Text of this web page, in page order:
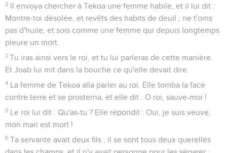
2 Il envoya chercher à Tekoa une femme habile, et il lui dit :
Montre-toi désolée, et revêts des habits de deuil ; ne t'oins
pas d'huile, et sois comme une femme qui depuis longtemps
pleure un mort.
3 Tu iras ainsi vers le roi, et tu lui parleras de cette manière.
Et Joab lui mit dans la bouche ce qu'elle devait dire.
4 La femme de Tekoa alla parler au roi. Elle tomba la face
contre terre et se prosterna, et elle dit : O roi, sauve-moi !
5 Le roi lui dit : Qu'as-tu ? Elle répondit : Oui, je suis veuve,
mon mari est mort !
6 Ta servante avait deux fils ; il se sont tous deux querellés